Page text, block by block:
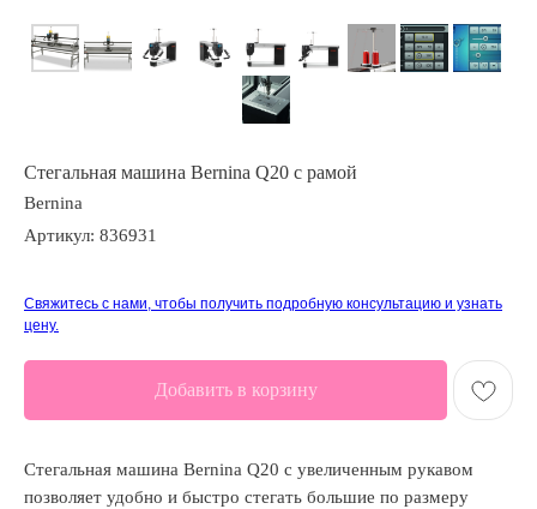
Стегальная машина Bernina Q20 с рамой
Bernina
Артикул: 836931
Свяжитесь с нами, чтобы получить подробную консультацию и узнать
цену.
Добавить в корзину
Стегальная машина Bernina Q20 с увеличенным рукавом
позволяет удобно и быстро стегать большие по размеру